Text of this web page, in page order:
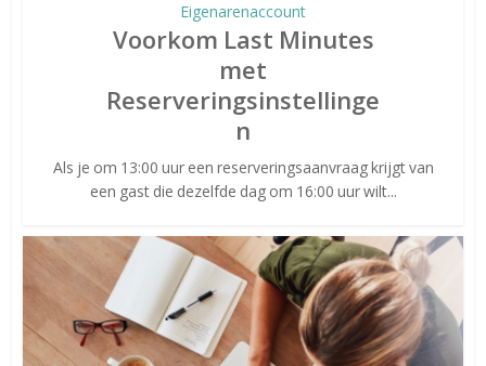
Eigenarenaccount
Voorkom Last Minutes
met
Reserveringsinstellinge
n
Als je om 13:00 uur een reserveringsaanvraag krijgt van
een gast die dezelfde dag om 16:00 uur wilt...